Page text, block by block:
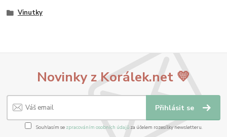
Vinutky
Novinky z Korálek.net 💛
Přihlásit se
Souhlasím se zpracováním osobních údajůza účelem rozesílky newsletteru.